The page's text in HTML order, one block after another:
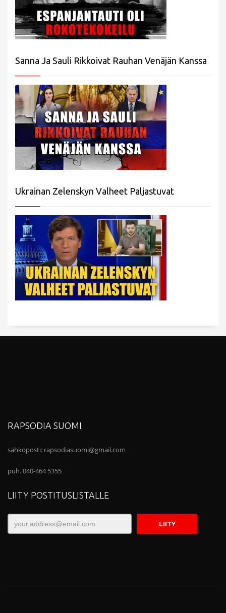
Sanna Ja Sauli Rikkoivat Rauhan Venäjän Kanssa
Ukrainan Zelenskyn Valheet Paljastuvat
RAPSODIA SUOMI
sähköposti: rapsodiasuomi@gmail.com
puh. 040-464 5355
LIITY POSTITUSLISTALLE